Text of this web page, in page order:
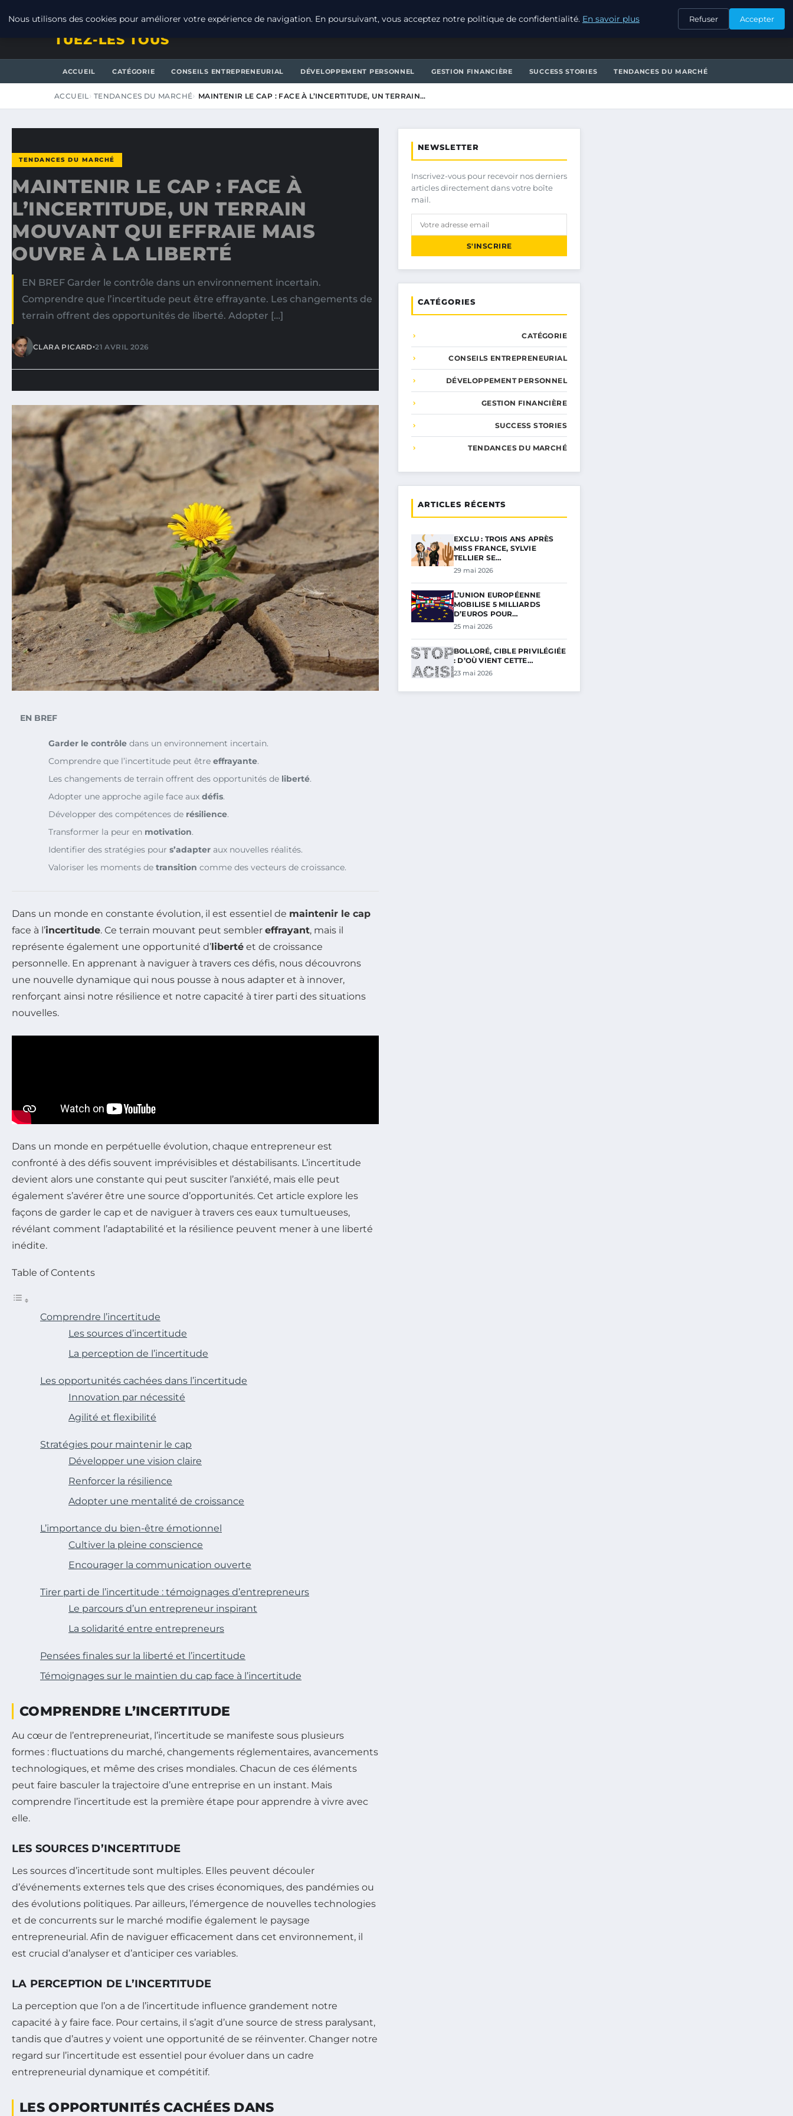
CONTACT
TUEZ-LES TOUS
ACCUEIL CATÉGORIE CONSEILS ENTREPRENEURIAL DÉVELOPPEMENT PERSONNEL GESTION FINANCIÈRE SUCCESS STORIES TENDANCES DU MARCHÉ
ACCUEIL TENDANCES DU MARCHÉ MAINTENIR LE CAP : FACE À L’INCERTITUDE, UN TERRAIN…
TENDANCES DU MARCHÉ
MAINTENIR LE CAP : FACE À
L’INCERTITUDE, UN TERRAIN
MOUVANT QUI EFFRAIE MAIS
OUVRE À LA LIBERTÉ
EN BREF Garder le contrôle dans un environnement incertain.
Comprendre que l’incertitude peut être effrayante. Les changements de
terrain offrent des opportunités de liberté. Adopter […]
CLARA PICARD•21 AVRIL 2026
EN BREF
Garder le contrôle dans un environnement incertain.
Comprendre que l’incertitude peut être effrayante.
Les changements de terrain offrent des opportunités de liberté.
Adopter une approche agile face aux défis.
Développer des compétences de résilience.
Transformer la peur en motivation.
Identifier des stratégies pour s’adapter aux nouvelles réalités.
Valoriser les moments de transition comme des vecteurs de croissance.
Dans un monde en constante évolution, il est essentiel de maintenir le cap
face à l’incertitude. Ce terrain mouvant peut sembler effrayant, mais il
représente également une opportunité d’liberté et de croissance
personnelle. En apprenant à naviguer à travers ces défis, nous découvrons
une nouvelle dynamique qui nous pousse à nous adapter et à innover,
renforçant ainsi notre résilience et notre capacité à tirer parti des situations
nouvelles.
Dans un monde en perpétuelle évolution, chaque entrepreneur est
confronté à des défis souvent imprévisibles et déstabilisants. L’incertitude
devient alors une constante qui peut susciter l’anxiété, mais elle peut
également s’avérer être une source d’opportunités. Cet article explore les
façons de garder le cap et de naviguer à travers ces eaux tumultueuses,
révélant comment l’adaptabilité et la résilience peuvent mener à une liberté
inédite.
Table of Contents
Comprendre l’incertitude
Les sources d’incertitude
La perception de l’incertitude
Les opportunités cachées dans l’incertitude
Innovation par nécessité
Agilité et flexibilité
Stratégies pour maintenir le cap
Développer une vision claire
Renforcer la résilience
Adopter une mentalité de croissance
L’importance du bien-être émotionnel
Cultiver la pleine conscience
Encourager la communication ouverte
Tirer parti de l’incertitude : témoignages d’entrepreneurs
Le parcours d’un entrepreneur inspirant
La solidarité entre entrepreneurs
Pensées finales sur la liberté et l’incertitude
Témoignages sur le maintien du cap face à l’incertitude
COMPRENDRE L’INCERTITUDE
Au cœur de l’entrepreneuriat, l’incertitude se manifeste sous plusieurs
formes : fluctuations du marché, changements réglementaires, avancements
technologiques, et même des crises mondiales. Chacun de ces éléments
peut faire basculer la trajectoire d’une entreprise en un instant. Mais
comprendre l’incertitude est la première étape pour apprendre à vivre avec
elle.
LES SOURCES D’INCERTITUDE
Les sources d’incertitude sont multiples. Elles peuvent découler
d’événements externes tels que des crises économiques, des pandémies ou
des évolutions politiques. Par ailleurs, l’émergence de nouvelles technologies
et de concurrents sur le marché modifie également le paysage
entrepreneurial. Afin de naviguer efficacement dans cet environnement, il
est crucial d’analyser et d’anticiper ces variables.
LA PERCEPTION DE L’INCERTITUDE
La perception que l’on a de l’incertitude influence grandement notre
capacité à y faire face. Pour certains, il s’agit d’une source de stress paralysant,
tandis que d’autres y voient une opportunité de se réinventer. Changer notre
regard sur l’incertitude est essentiel pour évoluer dans un cadre
entrepreneurial dynamique et compétitif.
LES OPPORTUNITÉS CACHÉES DANS
NEWSLETTER
Inscrivez-vous pour recevoir nos derniers
articles directement dans votre boîte
mail.
S'INSCRIRE
CATÉGORIES
CATÉGORIE
CONSEILS ENTREPRENEURIAL
DÉVELOPPEMENT PERSONNEL
GESTION FINANCIÈRE
SUCCESS STORIES
TENDANCES DU MARCHÉ
ARTICLES RÉCENTS
EXCLU : TROIS ANS APRÈS
MISS FRANCE, SYLVIE
TELLIER SE…
29 mai 2026
L’UNION EUROPÉENNE
MOBILISE 5 MILLIARDS
D’EUROS POUR…
25 mai 2026
BOLLORÉ, CIBLE PRIVILÉGIÉE
: D’OÙ VIENT CETTE…
23 mai 2026
Nous utilisons des cookies pour améliorer votre expérience de navigation. En poursuivant, vous acceptez notre politique de confidentialité. En savoir plus Refuser Accepter